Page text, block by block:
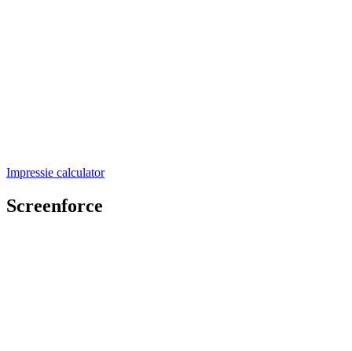
Impressie calculator
Screenforce